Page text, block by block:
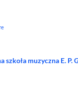
szkoła muzyczna E. P.